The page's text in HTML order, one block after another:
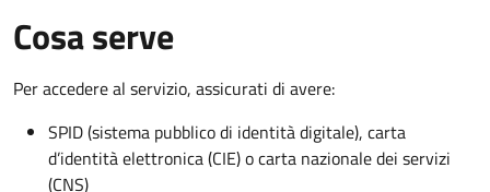
Cosa serve
Per accedere al servizio, assicurati di avere:
SPID (sistema pubblico di identità digitale), carta
d’identità elettronica (CIE) o carta nazionale dei servizi
(CNS)